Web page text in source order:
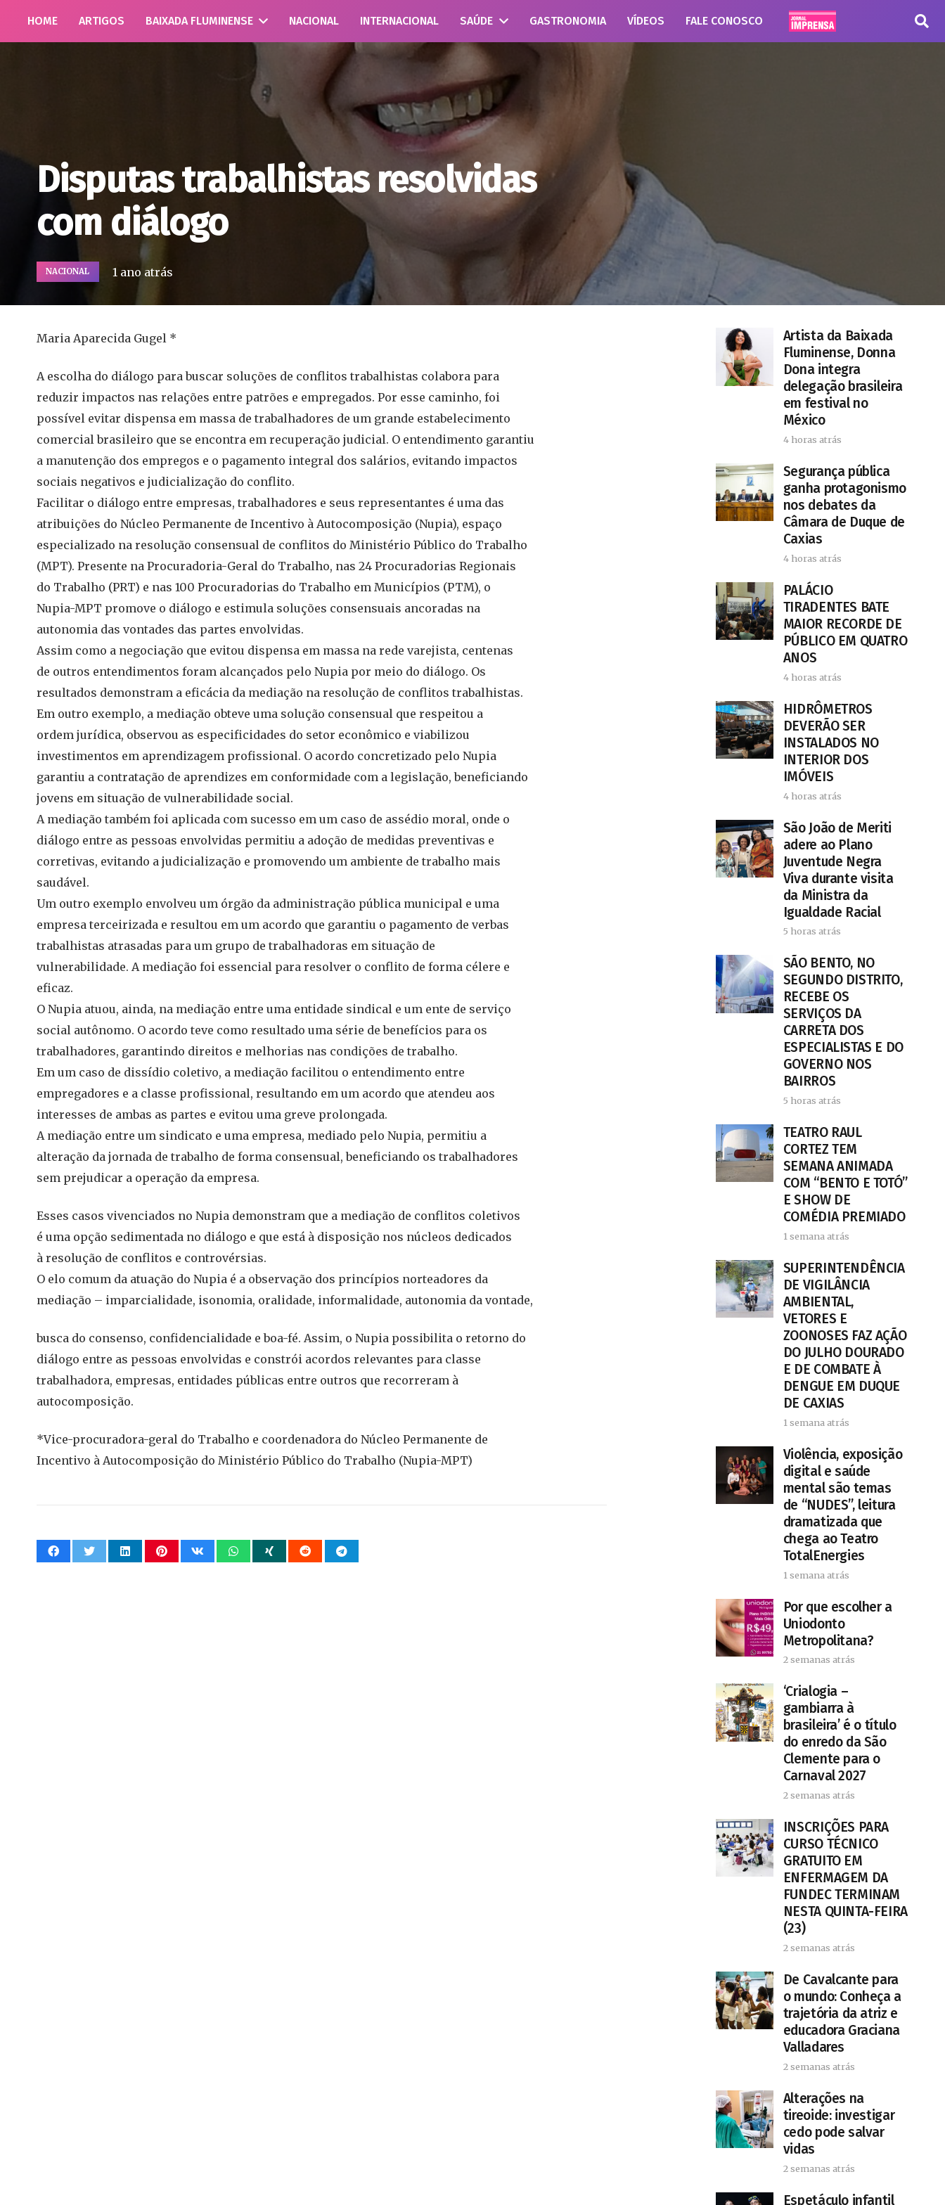
HOME ARTIGOS BAIXADA FLUMINENSE NACIONAL INTERNACIONAL SAÚDE GASTRONOMIA VÍDEOS FALE CONOSCO
Disputas trabalhistas resolvidas
com diálogo
NACIONAL 1 ano atrás
Maria Aparecida Gugel *
A escolha do diálogo para buscar soluções de conflitos trabalhistas colabora para
reduzir impactos nas relações entre patrões e empregados. Por esse caminho, foi
possível evitar dispensa em massa de trabalhadores de um grande estabelecimento
comercial brasileiro que se encontra em recuperação judicial. O entendimento garantiu
a manutenção dos empregos e o pagamento integral dos salários, evitando impactos
sociais negativos e judicialização do conflito.
Facilitar o diálogo entre empresas, trabalhadores e seus representantes é uma das
atribuições do Núcleo Permanente de Incentivo à Autocomposição (Nupia), espaço
especializado na resolução consensual de conflitos do Ministério Público do Trabalho
(MPT). Presente na Procuradoria-Geral do Trabalho, nas 24 Procuradorias Regionais
do Trabalho (PRT) e nas 100 Procuradorias do Trabalho em Municípios (PTM), o
Nupia-MPT promove o diálogo e estimula soluções consensuais ancoradas na
autonomia das vontades das partes envolvidas.
Assim como a negociação que evitou dispensa em massa na rede varejista, centenas
de outros entendimentos foram alcançados pelo Nupia por meio do diálogo. Os
resultados demonstram a eficácia da mediação na resolução de conflitos trabalhistas.
Em outro exemplo, a mediação obteve uma solução consensual que respeitou a
ordem jurídica, observou as especificidades do setor econômico e viabilizou
investimentos em aprendizagem profissional. O acordo concretizado pelo Nupia
garantiu a contratação de aprendizes em conformidade com a legislação, beneficiando
jovens em situação de vulnerabilidade social.
A mediação também foi aplicada com sucesso em um caso de assédio moral, onde o
diálogo entre as pessoas envolvidas permitiu a adoção de medidas preventivas e
corretivas, evitando a judicialização e promovendo um ambiente de trabalho mais
saudável.
Um outro exemplo envolveu um órgão da administração pública municipal e uma
empresa terceirizada e resultou em um acordo que garantiu o pagamento de verbas
trabalhistas atrasadas para um grupo de trabalhadoras em situação de
vulnerabilidade. A mediação foi essencial para resolver o conflito de forma célere e
eficaz.
O Nupia atuou, ainda, na mediação entre uma entidade sindical e um ente de serviço
social autônomo. O acordo teve como resultado uma série de benefícios para os
trabalhadores, garantindo direitos e melhorias nas condições de trabalho.
Em um caso de dissídio coletivo, a mediação facilitou o entendimento entre
empregadores e a classe profissional, resultando em um acordo que atendeu aos
interesses de ambas as partes e evitou uma greve prolongada.
A mediação entre um sindicato e uma empresa, mediado pelo Nupia, permitiu a
alteração da jornada de trabalho de forma consensual, beneficiando os trabalhadores
sem prejudicar a operação da empresa.
Esses casos vivenciados no Nupia demonstram que a mediação de conflitos coletivos
é uma opção sedimentada no diálogo e que está à disposição nos núcleos dedicados
à resolução de conflitos e controvérsias.
O elo comum da atuação do Nupia é a observação dos princípios norteadores da
mediação – imparcialidade, isonomia, oralidade, informalidade, autonomia da vontade,
busca do consenso, confidencialidade e boa-fé. Assim, o Nupia possibilita o retorno do
diálogo entre as pessoas envolvidas e constrói acordos relevantes para classe
trabalhadora, empresas, entidades públicas entre outros que recorreram à
autocomposição.
*Vice-procuradora-geral do Trabalho e coordenadora do Núcleo Permanente de
Incentivo à Autocomposição do Ministério Público do Trabalho (Nupia-MPT)
Artista da Baixada
Fluminense, Donna
Dona integra
delegação brasileira
em festival no
México
4 horas atrás
Segurança pública
ganha protagonismo
nos debates da
Câmara de Duque de
Caxias
4 horas atrás
PALÁCIO
TIRADENTES BATE
MAIOR RECORDE DE
PÚBLICO EM QUATRO
ANOS
4 horas atrás
HIDRÔMETROS
DEVERÃO SER
INSTALADOS NO
INTERIOR DOS
IMÓVEIS
4 horas atrás
São João de Meriti
adere ao Plano
Juventude Negra
Viva durante visita
da Ministra da
Igualdade Racial
5 horas atrás
SÃO BENTO, NO
SEGUNDO DISTRITO,
RECEBE OS
SERVIÇOS DA
CARRETA DOS
ESPECIALISTAS E DO
GOVERNO NOS
BAIRROS
5 horas atrás
TEATRO RAUL
CORTEZ TEM
SEMANA ANIMADA
COM “BENTO E TOTÓ”
E SHOW DE
COMÉDIA PREMIADO
1 semana atrás
SUPERINTENDÊNCIA
DE VIGILÂNCIA
AMBIENTAL,
VETORES E
ZOONOSES FAZ AÇÃO
DO JULHO DOURADO
E DE COMBATE À
DENGUE EM DUQUE
DE CAXIAS
1 semana atrás
Violência, exposição
digital e saúde
mental são temas
de “NUDES”, leitura
dramatizada que
chega ao Teatro
TotalEnergies
1 semana atrás
Por que escolher a
Uniodonto
Metropolitana?
2 semanas atrás
‘Crialogia –
gambiarra à
brasileira’ é o título
do enredo da São
Clemente para o
Carnaval 2027
2 semanas atrás
INSCRIÇÕES PARA
CURSO TÉCNICO
GRATUITO EM
ENFERMAGEM DA
FUNDEC TERMINAM
NESTA QUINTA-FEIRA
(23)
2 semanas atrás
De Cavalcante para
o mundo: Conheça a
trajetória da atriz e
educadora Graciana
Valladares
2 semanas atrás
Alterações na
tireoide: investigar
cedo pode salvar
vidas
2 semanas atrás
​Espetáculo infantil